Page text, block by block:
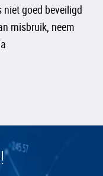
goed beveiligd
misbruik, neem